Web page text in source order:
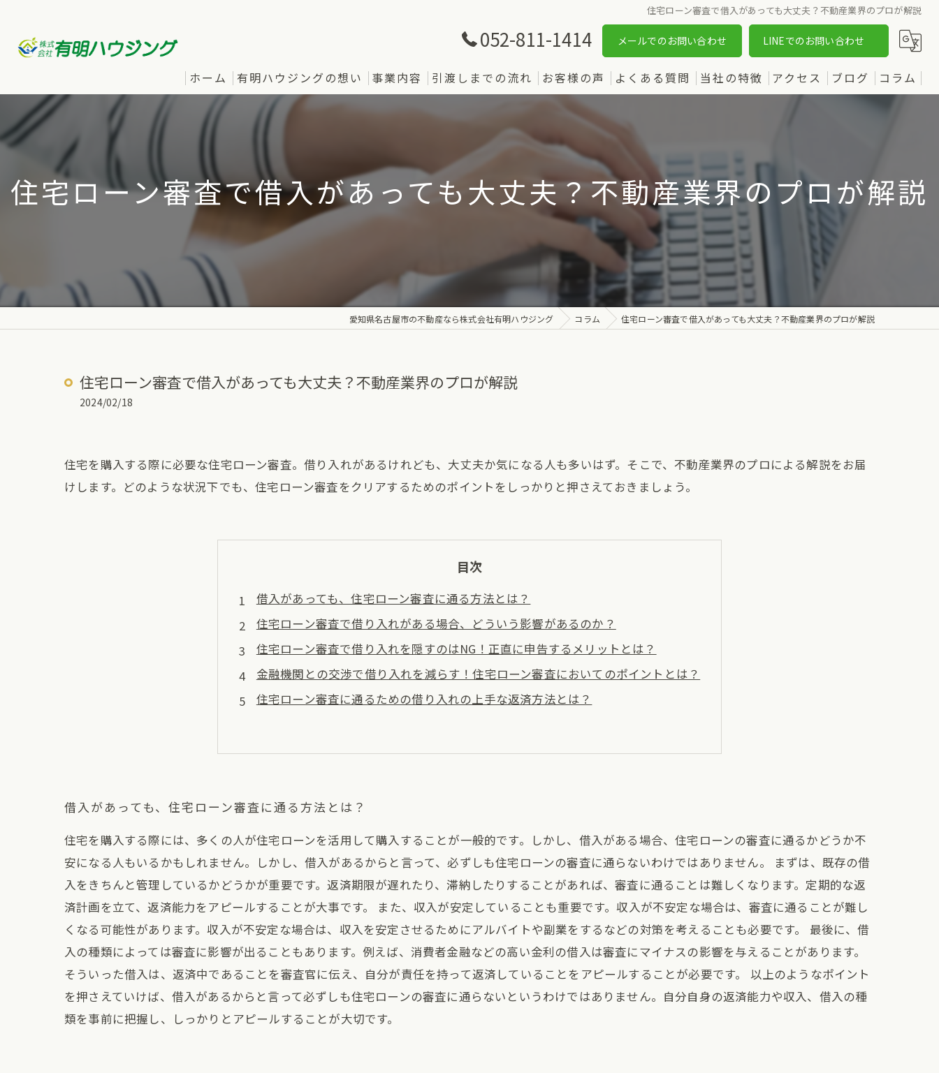
住宅ローン審査で借入があっても大丈夫？不動産業界のプロが解説
052-811-1414 メールでのお問い合わせ LINEでのお問い合わせ
ホーム 有明ハウジングの想い 事業内容 引渡しまでの流れ お客様の声 よくある質問 当社の特徴
土地
新築
中古
アクセス ブログ コラム
住宅ローン審査で借入があっても大丈夫？不動産業界のプロが解説
愛知県名古屋市の不動産なら株式会社有明ハウジング コラム 住宅ローン審査で借入があっても大丈夫？不動産業界のプロが解説
住宅ローン審査で借入があっても大丈夫？不動産業界のプロが解説
2024/02/18
住宅を購入する際に必要な住宅ローン審査。借り入れがあるけれども、大丈夫か気になる人も多いはず。そこで、不動産業界のプロによる解説をお届
けします。どのような状況下でも、住宅ローン審査をクリアするためのポイントをしっかりと押さえておきましょう。
目次
借入があっても、住宅ローン審査に通る方法とは？
住宅ローン審査で借り入れがある場合、どういう影響があるのか？
住宅ローン審査で借り入れを隠すのはNG！正直に申告するメリットとは？
金融機関との交渉で借り入れを減らす！住宅ローン審査においてのポイントとは？
住宅ローン審査に通るための借り入れの上手な返済方法とは？
借入があっても、住宅ローン審査に通る方法とは？
住宅を購入する際には、多くの人が住宅ローンを活用して購入することが一般的です。しかし、借入がある場合、住宅ローンの審査に通るかどうか不
安になる人もいるかもしれません。しかし、借入があるからと言って、必ずしも住宅ローンの審査に通らないわけではありません。 まずは、既存の借
入をきちんと管理しているかどうかが重要です。返済期限が遅れたり、滞納したりすることがあれば、審査に通ることは難しくなります。定期的な返
済計画を立て、返済能力をアピールすることが大事です。 また、収入が安定していることも重要です。収入が不安定な場合は、審査に通ることが難し
くなる可能性があります。収入が不安定な場合は、収入を安定させるためにアルバイトや副業をするなどの対策を考えることも必要です。 最後に、借
入の種類によっては審査に影響が出ることもあります。例えば、消費者金融などの高い金利の借入は審査にマイナスの影響を与えることがあります。
そういった借入は、返済中であることを審査官に伝え、自分が責任を持って返済していることをアピールすることが必要です。 以上のようなポイント
を押さえていけば、借入があるからと言って必ずしも住宅ローンの審査に通らないというわけではありません。自分自身の返済能力や収入、借入の種
類を事前に把握し、しっかりとアピールすることが大切です。